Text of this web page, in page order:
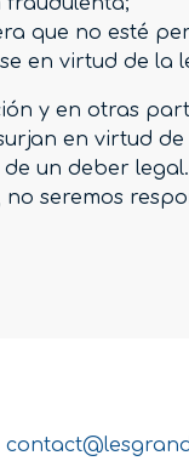
que no esté
en virtud de la
y en otras
en virtud
un deber legal.
seremos